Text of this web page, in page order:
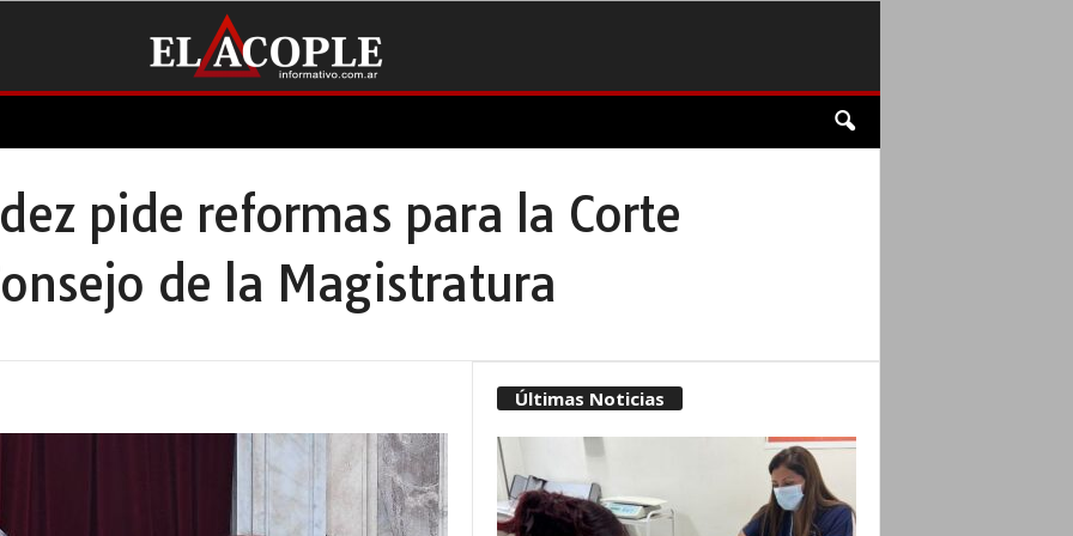
pide reformas para la Corte
de la Magistratura
Últimas Noticias